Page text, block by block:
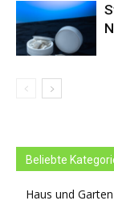
Beliebte
Haus und Garten